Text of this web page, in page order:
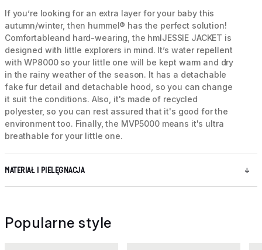
If you’re looking for an extra layer for your baby this
autumn/winter, then hummel® has the perfect solution!
Comfortableand hard-wearing, the hmlJESSIE JACKET is
designed with little explorers in mind. It’s water repellent
with WP8000 so your little one will be kept warm and dry
in the rainy weather of the season. It has a detachable
fake fur detail and detachable hood, so you can change
it suit the conditions. Also, it's made of recycled
polyester, so you can rest assured that it's good for the
environment too. Finally, the MVP5000 means it's ultra
breathable for your little one.
MATERIAŁ I PIELĘGNACJA
Popularne style